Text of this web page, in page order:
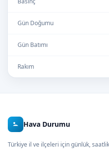
Gün Doğumu
Gün Batımı
Rakım
Hava Durumu
Türkiye il ve ilçeleri için günlük,